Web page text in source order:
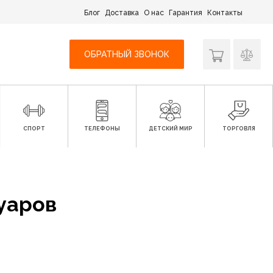
Блог Доставка О нас Гарантия Контакты
ОБРАТНЫЙ ЗВОНОК
СПОРТ ТЕЛЕФОНЫ ДЕТСКИЙ МИР ТОРГОВЛЯ